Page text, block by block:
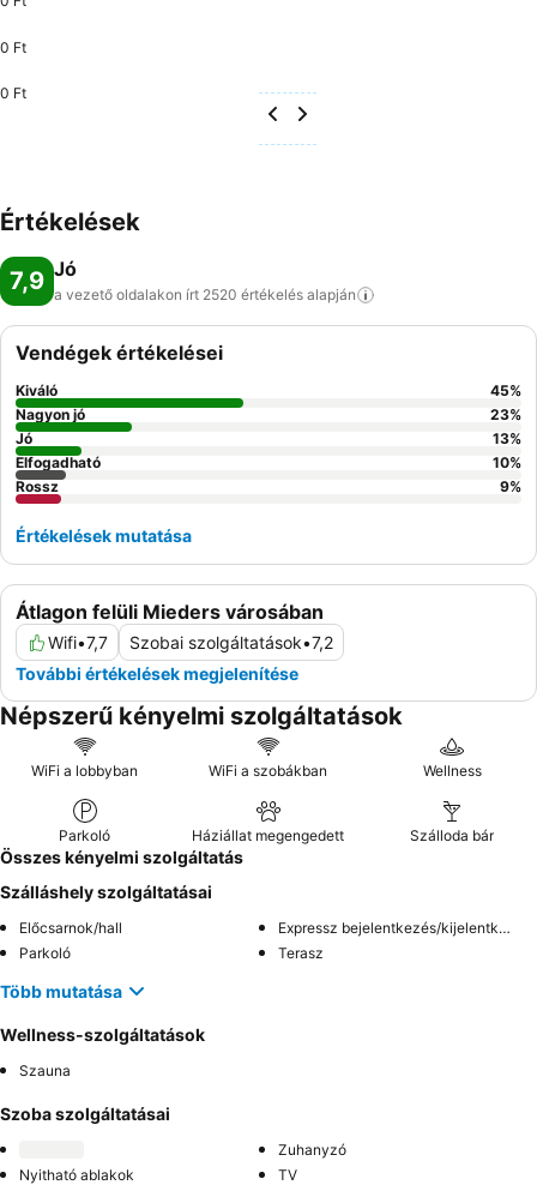
0 Ft
0 Ft
Értékelések
7,9 Jó
a vezető oldalakon írt 2520 értékelés alapján
Átlagon felüli Mieders városában
Wifi•7,7 Szobai szolgáltatások•7,2
További értékelések megjelenítése
Vendégek értékelései
Kiváló 45%
Nagyon jó
23%
Jó
13%
Elfogadható
10%
Rossz
9%
Értékelések mutatása
Népszerű kényelmi szolgáltatások
WiFi a lobbyban WiFi a szobákban Wellness
Parkoló Háziállat megengedett Szálloda bár
Összes kényelmi szolgáltatás
Szálláshely szolgáltatásai
Előcsarnok/hall
Expressz bejelentkezés/kijelentkezés
Parkoló
Terasz
Több mutatása
Wellness-szolgáltatások
Szauna
Szoba szolgáltatásai
Zuhanyzó
Nyitható ablakok
TV